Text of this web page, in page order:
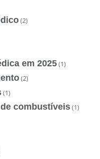
(2)
em 2025(1)
(2)
(1)
combustíveis(1)